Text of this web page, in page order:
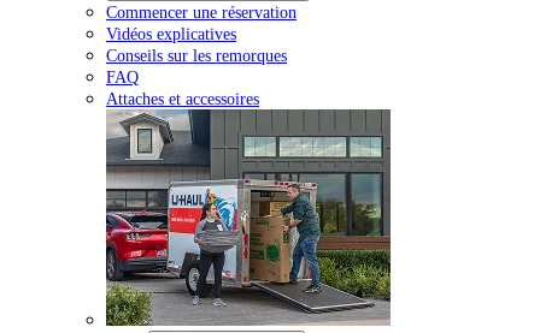
Commencer une réservation
Vidéos explicatives
Conseils sur les remorques
FAQ
Attaches et accessoires